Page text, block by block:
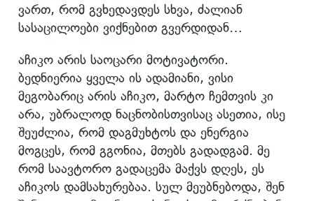
ვართ, რომ გვხედავდეს სხვა, ძალიან
სასაცილოები ვიქნებით გვერდიდან…
აჩიკო არის საოცარი მოტივატორი.
ბედნიერია ყველა ის ადამიანი, ვისი
მეგობარიც არის აჩიკო, მარტო ჩემთვის კი
არა, უბრალოდ ნაცნობისთვისაც ასეთია, ისე
შეუძლია, რომ დაგმუხტოს და ენერგია
მოგცეს, რომ გგონია, მთებს გადადგამ. მე
რომ საავტორო გადაცემა მაქვს დღეს, ეს
აჩიკოს დამსახურებაა. სულ მეუბნებოდა, შენ